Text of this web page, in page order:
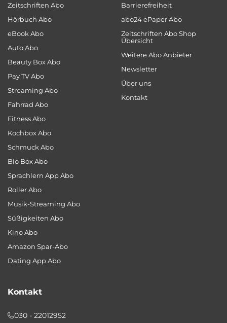
Zeitschriften Abo
Hörbuch Abo
eBook Abo
Auto Abo
Beauty Box Abo
Pay TV Abo
Streaming Abo
Fahrrad Abo
Fitness Abo
Kochbox Abo
Schmuck Abo
Bio Box Abo
Sprachlern App Abo
Roller Abo
Musik-Streaming Abo
Süßigkeiten Abo
Kino Abo
Amazon Spar-Abo
Dating App Abo
Barrierefreiheit
abo24 ePaper Abo
Zeitschriften Abo Shop
Übersicht
Weitere Abo Anbieter
Newsletter
Über uns
Kontakt
Kontakt
030 - 22012952